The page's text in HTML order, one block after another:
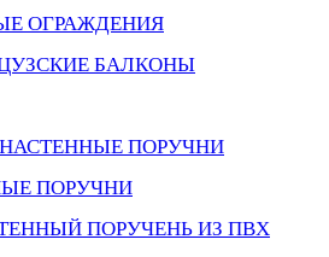
ОГРАЖДЕНИЯ
БАЛКОНЫ
ПОРУЧНИ
ПОРУЧНИ
ПОРУЧЕНЬ ИЗ ПВХ